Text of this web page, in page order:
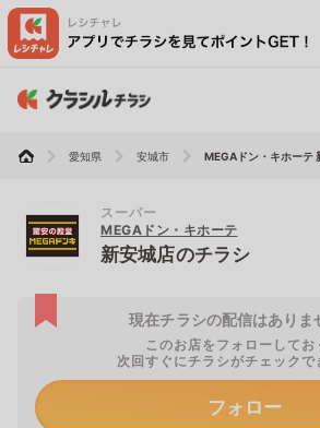
愛知県 安城市 MEGAドン・キホーテ
スーパー
MEGAドン・キホーテ
新安城店のチラシ
現在チラシの配信はありま
このお店をフォローしてお
次回すぐにチラシがチェックで
フォロー